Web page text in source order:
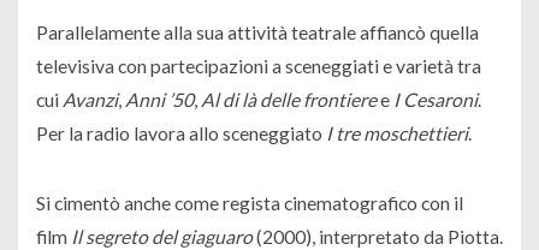
Parallelamente alla sua attività teatrale affiancò quella
televisiva con partecipazioni a sceneggiati e varietà tra
cui Avanzi, Anni ’50, Al di là delle frontieree I Cesaroni.
Per la radio lavora allo sceneggiato I tre moschettieri.
Si cimentò anche come regista cinematografico con il
film Il segreto del giaguaro(2000), interpretato da Piotta.